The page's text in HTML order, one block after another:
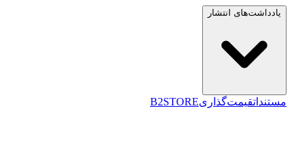
یادداشت‌های انتشار
مستنداتقیمت‌گذاریB2STORE